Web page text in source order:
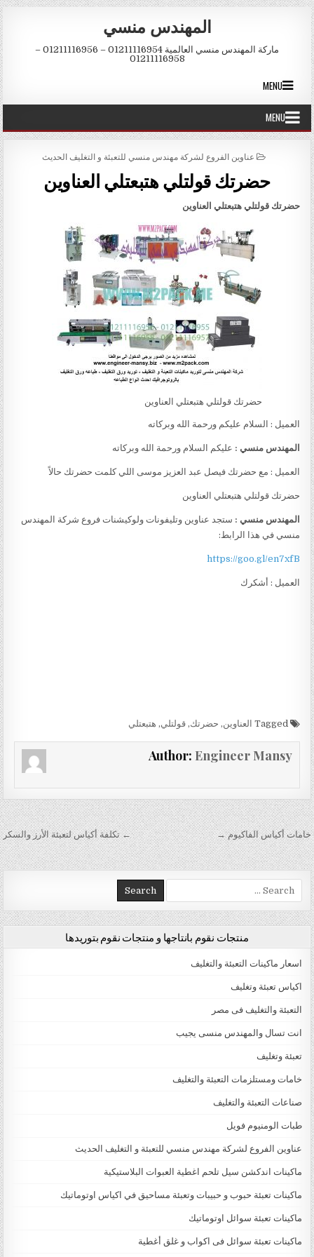
Skip to content
المهندس منسي
ماركة المهندس منسي العالمية 01211116954 – 01211116956 –
01211116958
MENU
MENU
POSTED IN
عناوين الفروع لشركة مهندس منسي للتعبئة و التغليف الحديث
حضرتك قولتلي هتبعتلي العناوين
حضرتك قولتلي هتبعتلي العناوين
حضرتك قولتلي هتبعتلي العناوين
العميل : السلام عليكم ورحمة الله وبركاته
المهندس منسي : عليكم السلام ورحمة الله وبركاته
العميل : مع حضرتك فيصل عبد العزيز موسى اللي كلمت حضرتك حالاً
حضرتك قولتلي هتبعتلي العناوين
المهندس منسي : ستجد عناوين وتليفونات ولوكيشنات فروع شركة المهندس
منسي في هذا الرابط:
https://goo.gl/en7xfB
العميل : أشكرك
Tagged العناوين, حضرتك,قولتلي, هتبعتلي
Author: Engineer Mansy
تصفّح المقالات ← تكلفة أكياس لتعبئة الأرز والسكر خامات أكياس الفاكيوم →
Search for:
منتجات نقوم بانتاجها و منتجات نقوم بتوريدها
اسعار ماكينات التعبئة والتغليف
اكياس تعبئة وتغليف
التعبئة والتغليف فى مصر
انت تسال والمهندس منسى يجيب
تعبئة وتغليف
خامات ومستلزمات التعبئة والتغليف
صناعات التعبئة والتغليف
طبات الومنيوم فويل
عناوين الفروع لشركة مهندس منسي للتعبئة و التغليف الحديث
ماكينات اندكشن سيل تلحم اغطية العبوات البلاستيكية
ماكينات تعبئة حبوب و حبيبات وتعبئة مساحيق في اكياس اوتوماتيك
ماكينات تعبئة سوائل اوتوماتيك
ماكينات تعبئة سوائل فى اكواب و غلق أغطية